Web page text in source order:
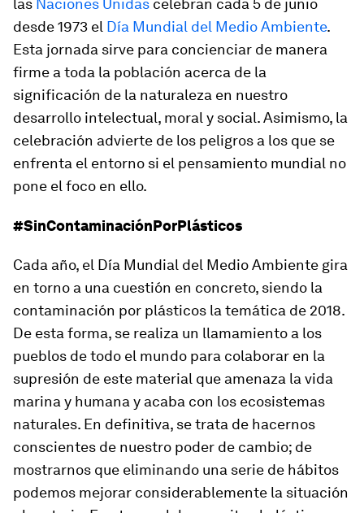
las Naciones Unidas celebran cada 5 de junio
desde 1973 el Día Mundial del Medio Ambiente.
Esta jornada sirve para concienciar de manera
firme a toda la población acerca de la
significación de la naturaleza en nuestro
desarrollo intelectual, moral y social. Asimismo, la
celebración advierte de los peligros a los que se
enfrenta el entorno si el pensamiento mundial no
pone el foco en ello.
#SinContaminaciónPorPlásticos
Cada año, el Día Mundial del Medio Ambiente gira
en torno a una cuestión en concreto, siendo la
contaminación por plásticos la temática de 2018.
De esta forma, se realiza un llamamiento a los
pueblos de todo el mundo para colaborar en la
supresión de este material que amenaza la vida
marina y humana y acaba con los ecosistemas
naturales. En definitiva, se trata de hacernos
conscientes de nuestro poder de cambio; de
mostrarnos que eliminando una serie de hábitos
podemos mejorar considerablemente la situación